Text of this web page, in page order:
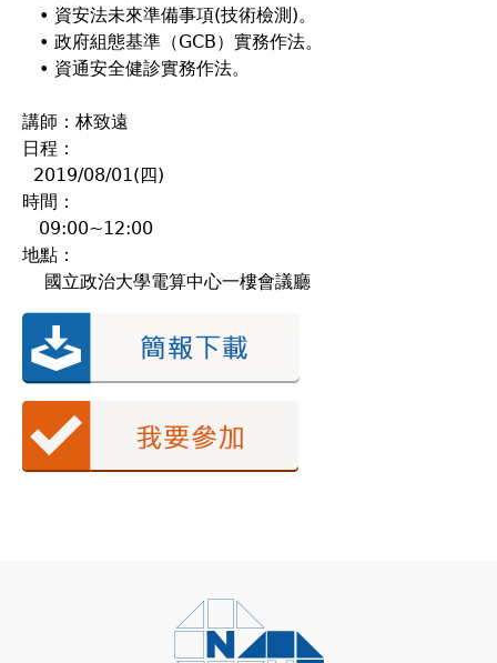
• 資安法未來準備事項(技術檢測)。
• 政府組態基準（GCB）實務作法。
• 資通安全健診實務作法。
講師：林致遠
日程：
2019/08/01(四)
時間：
09:00~12:00
地點：
國立政治大學電算中心一樓會議廳